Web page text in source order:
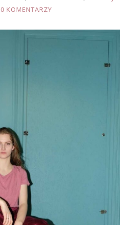
0 KOMENTARZY